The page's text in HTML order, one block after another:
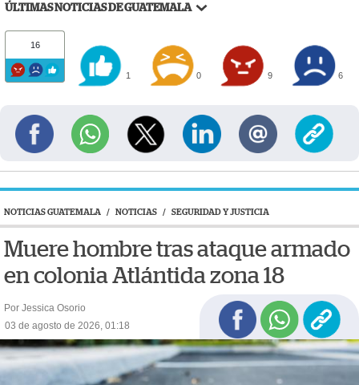
ÚLTIMAS NOTICIAS DE GUATEMALA
16
1 0 9 6
NOTICIAS GUATEMALA / NOTICIAS / SEGURIDAD Y JUSTICIA
Muere hombre tras ataque armado
en colonia Atlántida zona 18
Por Jessica Osorio
03 de agosto de 2026, 01:18